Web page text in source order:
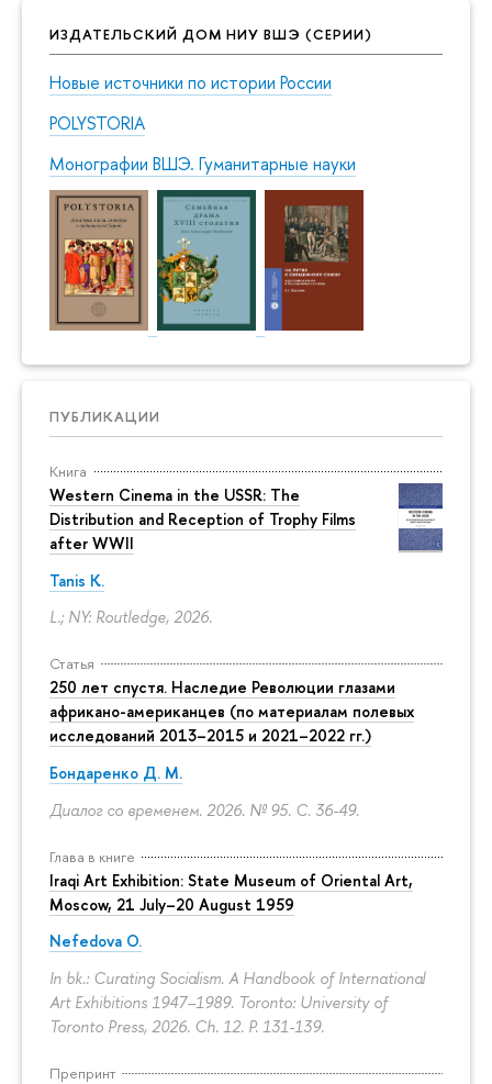
ИЗДАТЕЛЬСКИЙ ДОМ НИУ ВШЭ (СЕРИИ)
Новые источники по истории России
POLYSTORIA
Монографии ВШЭ. Гуманитарные науки
ПУБЛИКАЦИИ
Книга
Western Cinema in the USSR: The
Distribution and Reception of Trophy Films
after WWII
Tanis K.
L.; NY: Routledge, 2026.
Статья
250 лет спустя. Наследие Революции глазами
африкано-американцев (по материалам полевых
исследований 2013–2015 и 2021–2022 гг.)
Бондаренко Д. М.
Диалог со временем. 2026. № 95. С. 36-49.
Глава в книге
Iraqi Art Exhibition: State Museum of Oriental Art,
Moscow, 21 July–20 August 1959
Nefedova O.
In bk.: Curating Socialism. A Handbook of International
Art Exhibitions 1947–1989. Toronto: University of
Toronto Press, 2026. Ch. 12. P. 131-139.
Препринт